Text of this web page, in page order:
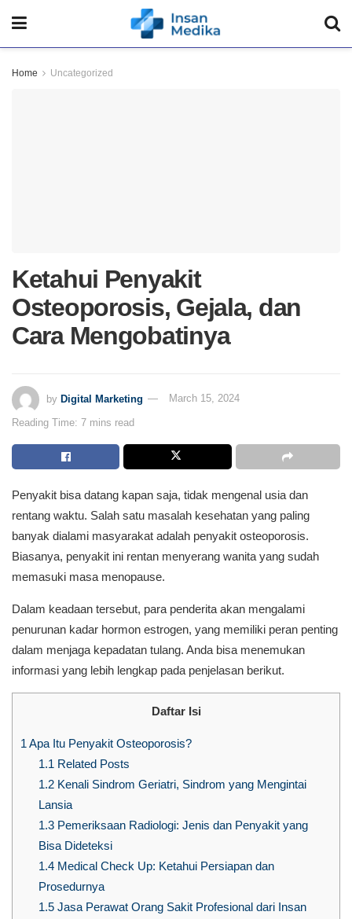
Home Uncategorized
Ketahui Penyakit
Osteoporosis, Gejala, dan
Cara Mengobatinya
by Digital Marketing March 15, 2024
Reading Time: 7 mins read
Penyakit bisa datang kapan saja, tidak mengenal usia dan
rentang waktu. Salah satu masalah kesehatan yang paling
banyak dialami masyarakat adalah penyakit osteoporosis.
Biasanya, penyakit ini rentan menyerang wanita yang sudah
memasuki masa menopause.
Dalam keadaan tersebut, para penderita akan mengalami
penurunan kadar hormon estrogen, yang memiliki peran penting
dalam menjaga kepadatan tulang. Anda bisa menemukan
informasi yang lebih lengkap pada penjelasan berikut.
Daftar Isi
1 Apa Itu Penyakit Osteoporosis?
1.1 Related Posts
1.2Kenali Sindrom Geriatri, Sindrom yang Mengintai
Lansia
1.3Pemeriksaan Radiologi: Jenis dan Penyakit yang
Bisa Dideteksi
1.4Medical Check Up: Ketahui Persiapan dan
Prosedurnya
1.5Jasa Perawat Orang Sakit Profesional dari Insan